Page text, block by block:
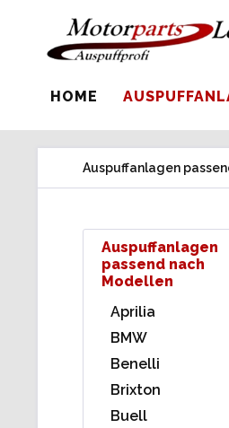
HOME
Auspuffanlagen
Auspuffanlagen
passend nach
Modellen
Aprilia
BMW
Benelli
Brixton
Buell